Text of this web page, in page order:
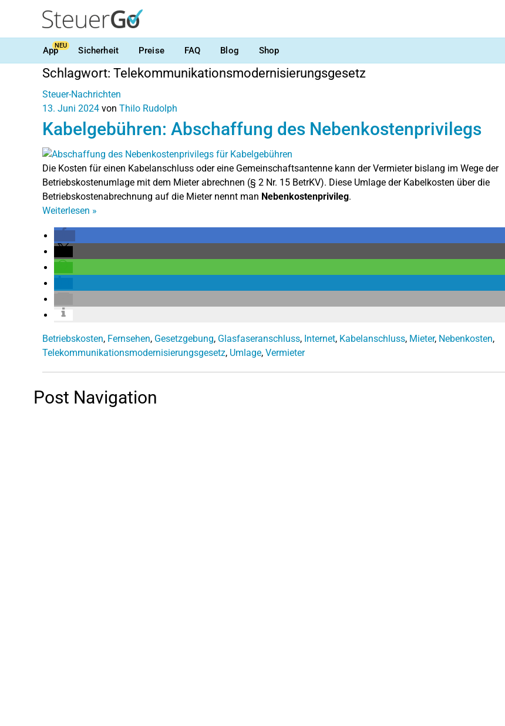
AppNEU Sicherheit Preise FAQ Blog Shop
Schlagwort: Telekommunikationsmodernisierungsgesetz
Steuer-Nachrichten
13. Juni 2024 von Thilo Rudolph
Kabelgebühren: Abschaffung des Nebenkostenprivilegs
Die Kosten für einen Kabelanschluss oder eine Gemeinschaftsantenne kann der Vermieter bislang im Wege der
Betriebskostenumlage mit dem Mieter abrechnen (§ 2 Nr. 15 BetrKV). Diese Umlage der Kabelkosten über die
Betriebskostenabrechnung auf die Mieter nennt man Nebenkostenprivileg.
Weiterlesen »
Betriebskosten, Fernsehen, Gesetzgebung, Glasfaseranschluss, Internet, Kabelanschluss, Mieter, Nebenkosten,
Telekommunikationsmodernisierungsgesetz, Umlage, Vermieter
Post Navigation